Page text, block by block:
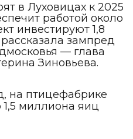
в Луховицах к 2025
работой около
инвестируют 1,8
зампред
— глава
Зиновьева.
на птицефабрике
1,5 миллиона яиц